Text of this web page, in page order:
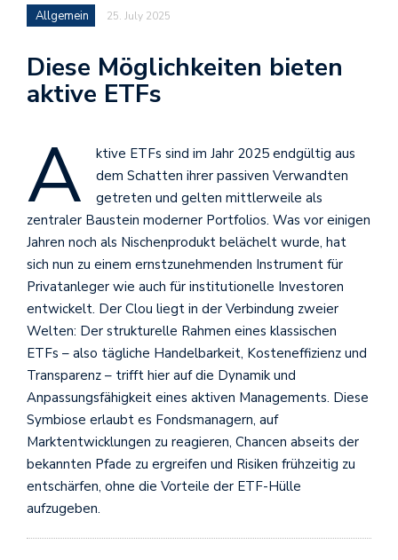
Allgemein 25. July 2025
Diese Möglichkeiten bieten
aktive ETFs
A
ktive ETFs sind im Jahr 2025 endgültig aus
dem Schatten ihrer passiven Verwandten
getreten und gelten mittlerweile als
zentraler Baustein moderner Portfolios. Was vor einigen
Jahren noch als Nischenprodukt belächelt wurde, hat
sich nun zu einem ernstzunehmenden Instrument für
Privatanleger wie auch für institutionelle Investoren
entwickelt. Der Clou liegt in der Verbindung zweier
Welten: Der strukturelle Rahmen eines klassischen
ETFs – also tägliche Handelbarkeit, Kosteneffizienz und
Transparenz – trifft hier auf die Dynamik und
Anpassungsfähigkeit eines aktiven Managements. Diese
Symbiose erlaubt es Fondsmanagern, auf
Marktentwicklungen zu reagieren, Chancen abseits der
bekannten Pfade zu ergreifen und Risiken frühzeitig zu
entschärfen, ohne die Vorteile der ETF-Hülle
aufzugeben.